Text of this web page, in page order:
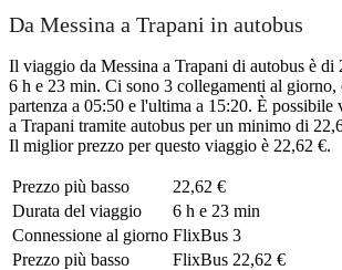
Da Messina a Trapani in autobus
Il viaggio da Messina a Trapani di autobus è di
6 h e 23 min. Ci sono 3 collegamenti al giorno,
partenza a 05:50 e l'ultima a 15:20. È possibile
a Trapani tramite autobus per un minimo di
Il miglior prezzo per questo viaggio è 22,62 €.
Prezzo più basso
22,62 €
Durata del viaggio
6 h e 23 min
Connessione al giorno FlixBus 3
Prezzo più basso
FlixBus 22,62 €